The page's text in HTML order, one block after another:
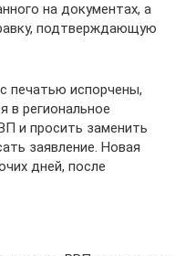
на документах, а
подтверждающую
печатью испорчены,
в региональное
и просить заменить
заявление. Новая
дней, после